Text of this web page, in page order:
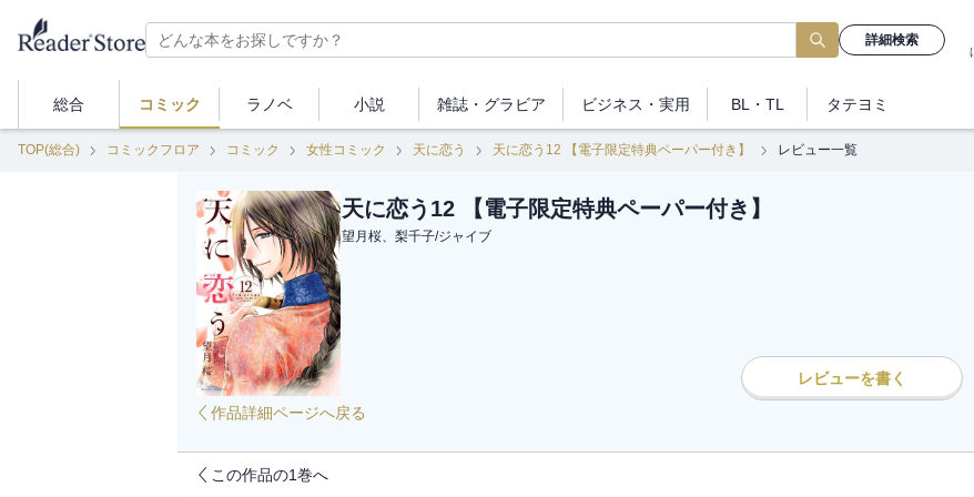
詳細検索
総合 コミック ラノベ 小説 雑誌・ グラビア ビジネス ・実用 BL・TL タテヨミ
TOP(総合) コミックフロア コミック 女性コミック 天に恋う 天に恋う12 【電子限定特典ペーパー付き】 レビュー一覧
天に恋う12 【電子限定特典ペーパー付き】
望月桜、梨千子/ジャイブ
レビューを書く
作品詳細ページへ戻る
この作品の1巻へ